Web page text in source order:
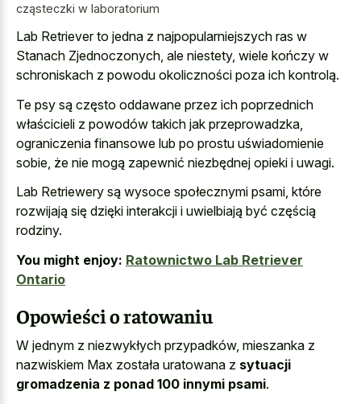
cząsteczki w laboratorium
Lab Retriever to jedna z najpopularniejszych ras w
Stanach Zjednoczonych, ale niestety, wiele kończy w
schroniskach z powodu okoliczności poza ich kontrolą.
Te psy są często oddawane przez ich poprzednich
właścicieli z powodów takich jak przeprowadzka,
ograniczenia finansowe lub po prostu uświadomienie
sobie, że nie mogą zapewnić niezbędnej opieki i uwagi.
Lab Retriewery są wysoce społecznymi psami, które
rozwijają się dzięki interakcji i uwielbiają być częścią
rodziny.
You might enjoy: Ratownictwo Lab Retriever
Ontario
Opowieści o ratowaniu
W jednym z niezwykłych przypadków, mieszanka z
nazwiskiem Max została uratowana z sytuacji
gromadzenia z ponad 100 innymi psami.